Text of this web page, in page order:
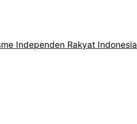
Independen Rakyat Indonesia